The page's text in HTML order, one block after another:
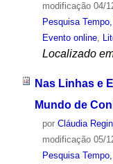
modificação04/
Pesquisa
Evento online,
Localizado
Nas Linhas e
Mundo de
por Cláudia
modificação05/
Pesquisa